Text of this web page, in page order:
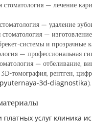
стоматология — лечение
— удаление
стоматология —
системы и прозрачные
— профессиональная
— отбеливание,
томография, рентген,
3d-diagnostika).
услуг клиника